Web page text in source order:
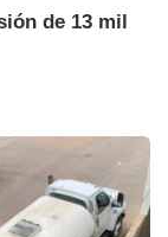
de 13 mil